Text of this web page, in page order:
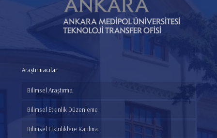
Araştırmacılar
Bilimsel Araştırma
Bilimsel Etkinlik Düzenleme
Bilimsel Etkinliklere Katılma